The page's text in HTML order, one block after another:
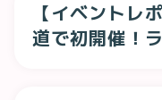
【イベントレ
道で初開催！